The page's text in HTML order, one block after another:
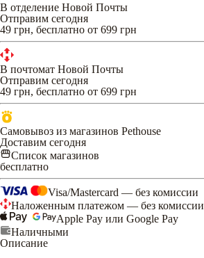
В отделение Новой Почты
Отправим сегодня
49 грн, бесплатно от 699 грн
В почтомат Новой Почты
Отправим сегодня
49 грн, бесплатно от 699 грн
Самовывоз из магазинов Pethouse
Доставим сегодня
Список магазинов
бесплатно
Visa/Mastercard — без комиссии
Наложенным платежом — без комиссии
Apple Pay или Google Pay
Наличными
Описание